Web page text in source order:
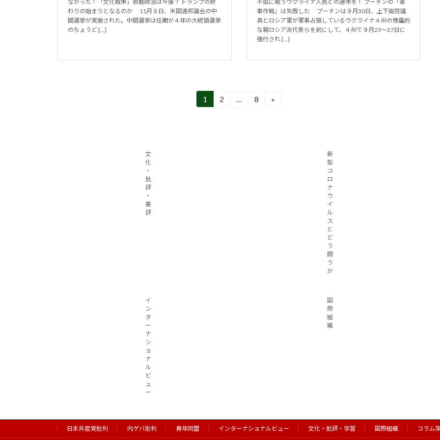
なかった！「文化戦争」扇動政治は今後？ トランプの終
わりの始まりとなるのか 11月８日、米国連邦議会の中
間選挙が実施された。中間選挙は任期が４年の大統領選挙
のちょうど […]
不屈に戦うウクライナ人民との連帯を！ プーチンの「軍
事作戦」は失敗した プーチンは９月30日、上下両院議
員とロシア軍が軍事占領しているウクライナ４州の傀儡的
な親ロシア派代表らを前にして、４州で９月23～27日に
強行され […]
固
1
固
2
固
8 »
文
化
・
批
評
・
書
評
新
型
コ
ロ
ナ
ウ
イ
ル
ス
と
ど
う
闘
う
か
イ
ン
タ
ー
ナ
シ
ョ
ナ
ル
ビ
ュ
ー
国
際
組
織
日本共産党批判 内ゲバ批判 青年同盟 インターナショナルビュー 文化・批評・学習 国際組織 コラム